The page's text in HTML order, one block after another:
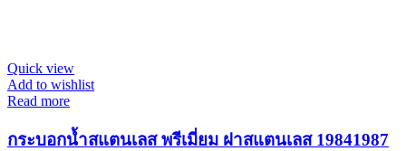
Quick view
Add to wishlist
Read more
กระบอกน้ำสแตนเลส พรีเมี่ยม ฝาสแตนเลส 19841987